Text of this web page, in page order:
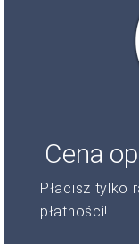
Cena
Płacisz tylko
płatności!